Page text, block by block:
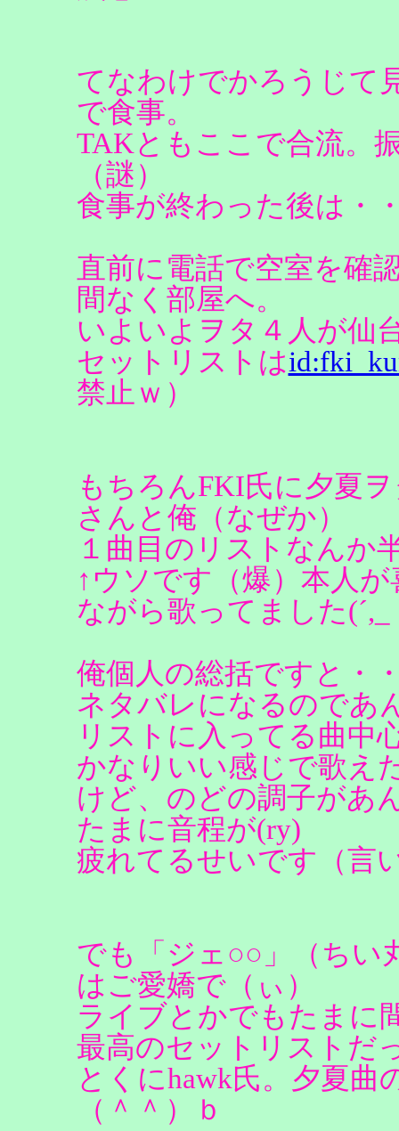
てなわけでかろうじて
で食事。
TAKともここで合流。
（謎）
食事が終わった後は・
直前に電話で空室を確
間なく部屋へ。
いよいよヲタ４人が仙
セットリストは
禁止ｗ）
もちろんFKI氏に夕夏
さんと俺（なぜか）
１曲目のリストなんか
↑ウソです（爆）本人
ながら歌ってました
俺個人の総括ですと・
ネタバレになるのであ
リストに入ってる曲中
かなりいい感じで歌え
けど、のどの調子があ
たまに音程が(ry)
疲れてるせいです（言
でも「ジェ○○」（ちい
はご愛嬌で（ぃ）
ライブとかでもたまに
最高のセットリストだ
とくにhawk氏。夕夏
（＾＾）ｂ